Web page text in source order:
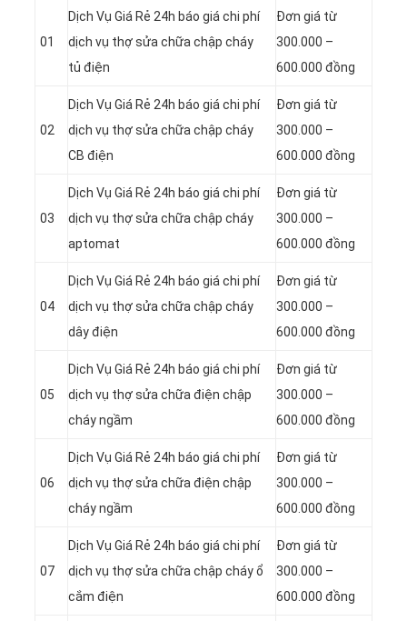
01
Dịch Vụ Giá Rẻ 24h báo giá chi phí
dịch vụ thợ sửa chữa chập cháy
tủ điện
Đơn giá từ
300.000 –
600.000 đồng
02
Dịch Vụ Giá Rẻ 24h báo giá chi phí
dịch vụ thợ sửa chữa chập cháy
CB điện
Đơn giá từ
300.000 –
600.000 đồng
03
Dịch Vụ Giá Rẻ 24h báo giá chi phí
dịch vụ thợ sửa chữa chập cháy
aptomat
Đơn giá từ
300.000 –
600.000 đồng
04
Dịch Vụ Giá Rẻ 24h báo giá chi phí
dịch vụ thợ sửa chữa chập cháy
dây điện
Đơn giá từ
300.000 –
600.000 đồng
05
Dịch Vụ Giá Rẻ 24h báo giá chi phí
dịch vụ thợ sửa chữa điện chập
cháy ngầm
Đơn giá từ
300.000 –
600.000 đồng
06
Dịch Vụ Giá Rẻ 24h báo giá chi phí
dịch vụ thợ sửa chữa điện chập
cháy ngầm
Đơn giá từ
300.000 –
600.000 đồng
07
Dịch Vụ Giá Rẻ 24h báo giá chi phí
dịch vụ thợ sửa chữa chập cháy ổ
cắm điện
Đơn giá từ
300.000 –
600.000 đồng